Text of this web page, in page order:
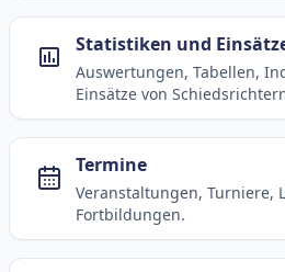
Statistiken und
Auswertungen, Tabellen,
Einsätze von
Termine
Veranstaltungen, Turniere,
Fortbildungen.